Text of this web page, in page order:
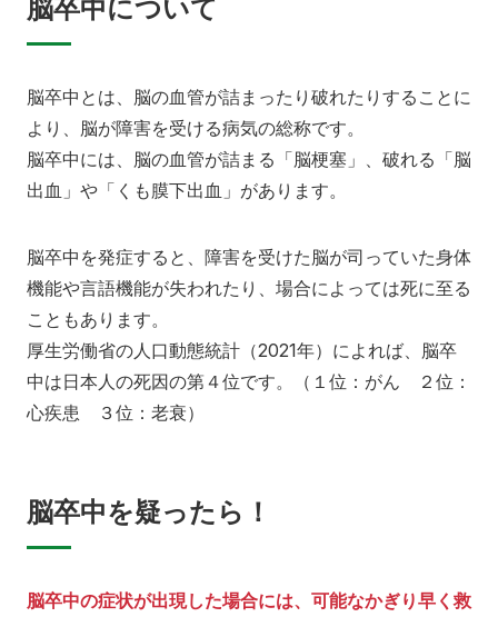
脳卒中について
脳卒中とは、脳の血管が詰まったり破れたりすることに
より、脳が障害を受ける病気の総称です。
脳卒中には、脳の血管が詰まる「脳梗塞」、破れる「脳
出血」や「くも膜下出血」があります。
脳卒中を発症すると、障害を受けた脳が司っていた身体
機能や言語機能が失われたり、場合によっては死に至る
こともあります。
厚生労働省の人口動態統計（2021年）によれば、脳卒
中は日本人の死因の第４位です。（１位：がん ２位：
心疾患 ３位：老衰）
脳卒中を疑ったら！
脳卒中の症状が出現した場合には、可能なかぎり早く救